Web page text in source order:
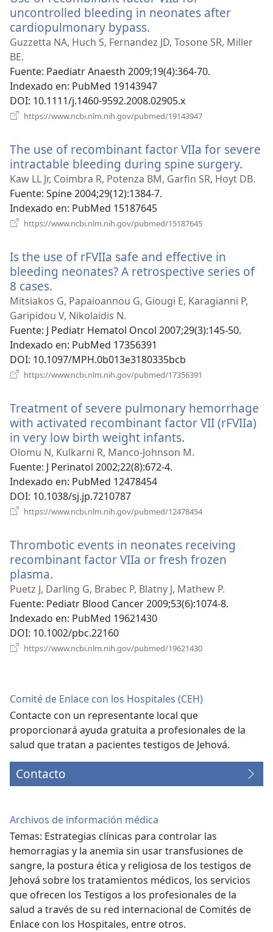
uncontrolled bleeding in neonates after
cardiopulmonary bypass.
una
ventana)
Guzzetta NA, Huch S, Fernandez JD, Tosone SR, Miller
BE.
Fuente‎: Paediatr Anaesth 2009;19(4):364-70.
Indexado en‎: PubMed 19143947
DOI‎: 10.1111/j.1460-9592.2008.02905.x
https://www.ncbi.nlm.nih.gov/pubmed/19143947
ventana)
The use of recombinant factor VIIa for severe
intractable bleeding during spine surgery.
una
Kaw LL Jr, Coimbra R, Potenza BM, Garfin SR, Hoyt DB.
Fuente‎: Spine 2004;29(12):1384-7.
Indexado en‎: PubMed 15187645
https://www.ncbi.nlm.nih.gov/pubmed/15187645
ventana)
Is the use of rFVIIa safe and effective in
bleeding neonates? A retrospective series of
8 cases.
una
nueva
ventana)
Mitsiakos G, Papaioannou G, Giougi E, Karagianni P,
Garipidou V, Nikolaidis N.
Fuente‎: J Pediatr Hematol Oncol 2007;29(3):145-50.
Indexado en‎: PubMed 17356391
DOI‎: 10.1097/MPH.0b013e3180335bcb
https://www.ncbi.nlm.nih.gov/pubmed/17356391
ventana)
Treatment of severe pulmonary hemorrhage
with activated recombinant factor VII (rFVIIa)
in very low birth weight infants.
una
Olomu N, Kulkarni R, Manco-Johnson M.
Fuente‎: J Perinatol 2002;22(8):672-4.
Indexado en‎: PubMed 12478454
DOI‎: 10.1038/sj.jp.7210787
https://www.ncbi.nlm.nih.gov/pubmed/12478454
ventana)
Thrombotic events in neonates receiving
recombinant factor VIIa or fresh frozen
plasma.
una
nueva
ventana)
Puetz J, Darling G, Brabec P, Blatny J, Mathew P.
Fuente‎: Pediatr Blood Cancer 2009;53(6):1074-8.
Indexado en‎: PubMed 19621430
DOI‎: 10.1002/pbc.22160
https://www.ncbi.nlm.nih.gov/pubmed/19621430
Comité de Enlace con los Hospitales (CEH)
Contacte con un representante local que
proporcionará ayuda gratuita a profesionales de la
salud que tratan a pacientes testigos de Jehová.
Contacto
Archivos de información médica
Temas: Estrategias clínicas para controlar las
hemorragias y la anemia sin usar transfusiones de
sangre, la postura ética y religiosa de los testigos de
Jehová sobre los tratamientos médicos, los servicios
que ofrecen los Testigos a los profesionales de la
salud a través de su red internacional de Comités de
Enlace con los Hospitales, entre otros.